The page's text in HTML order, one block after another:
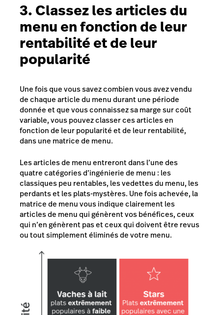
3. Classez les articles du
menu en fonction de leur
rentabilité et de leur
popularité
Une fois que vous savez combien vous avez vendu
de chaque article du menu durant une période
donnée et que vous connaissez sa marge sur coût
variable, vous pouvez classer ces articles en
fonction de leur popularité et de leur rentabilité,
dans une matrice de menu.
Les articles de menu entreront dans l’une des
quatre catégories d’ingénierie de menu : les
classiques peu rentables, les vedettes du menu, les
perdants et les plats-mystères. Une fois achevée, la
matrice de menu vous indique clairement les
articles de menu qui génèrent vos bénéfices, ceux
qui n’en génèrent pas et ceux qui doivent être revus
ou tout simplement éliminés de votre menu.